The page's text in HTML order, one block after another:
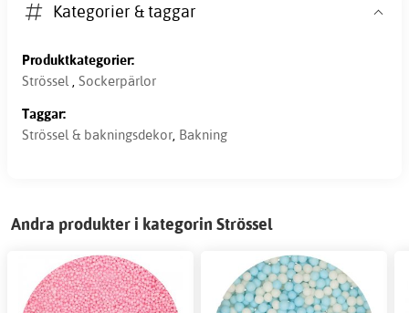
Kategorier & taggar
Produktkategorier:
Strössel , Sockerpärlor
Taggar:
Strössel & bakningsdekor, Bakning
Andra produkter i kategorin Strössel